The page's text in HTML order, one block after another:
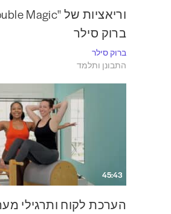
ברוק סילר
ברוק סילר
התבונן ותלמד
45:43
הערכת לקוח ותרגילי